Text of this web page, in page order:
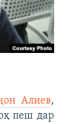
Алиев,
пеш дар